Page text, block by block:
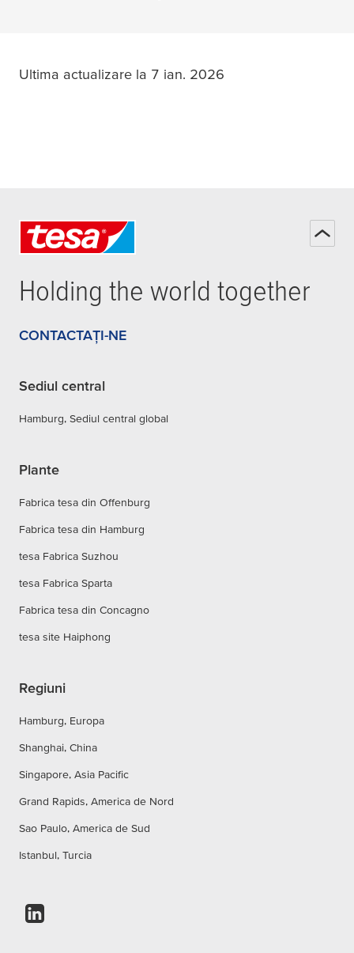
Ultima actualizare la 7 ian. 2026
Holding the world together
CONTACTAȚI-NE
Sediul central
Hamburg, Sediul central global
Plante
Fabrica tesa din Offenburg
Fabrica tesa din Hamburg
tesa Fabrica Suzhou
tesa Fabrica Sparta
Fabrica tesa din Concagno
tesa site Haiphong
Regiuni
Hamburg, Europa
Shanghai, China
Singapore, Asia Pacific
Grand Rapids, America de Nord
Sao Paulo, America de Sud
Istanbul, Turcia